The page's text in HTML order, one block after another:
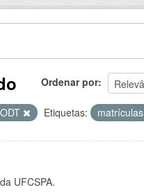
Ordenar por
ODT Etiquetas: matrículas
UFCSPA.